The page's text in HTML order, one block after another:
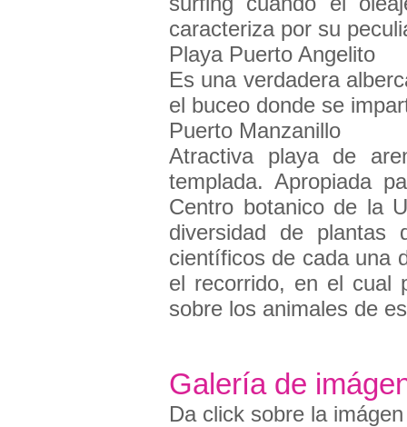
caracteriza por su
Playa Puerto Angelito
Es una verdadera
el buceo donde se
Puerto Manzanillo
Atractiva playa de
templada. Apropiada
Centro botanico de la
diversidad de
científicos de cada una
el recorrido, en el cual
sobre los animales de
Galería de
Da click sobre la